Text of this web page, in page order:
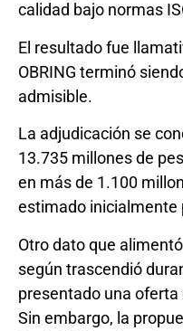
calidad bajo normas
El resultado fue
OBRING terminó
admisible.
La adjudicación se
13.735 millones de
en más de 1.100
estimado inicialmente
Otro dato que
según trascendió
presentado una
Sin embargo, la